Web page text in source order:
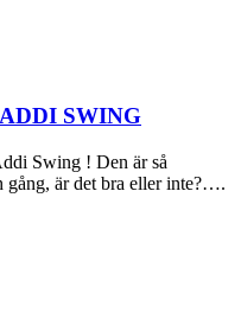
SWING
Swing ! Den är så
gång, är det bra eller inte?….